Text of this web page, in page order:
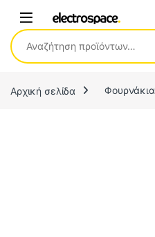
Αναζήτηση για:
Αρχική σελίδα Φουρνάκια